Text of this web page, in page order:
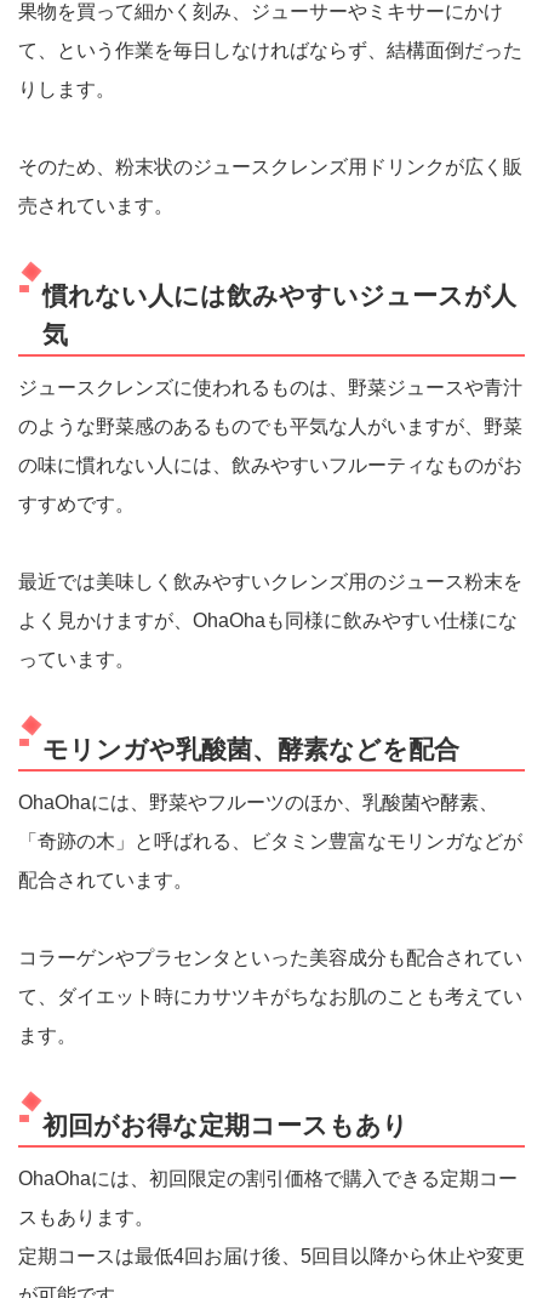
果物を買って細かく刻み、ジューサーやミキサーにかけ
て、という作業を毎日しなければならず、結構面倒だった
りします。
そのため、粉末状のジュースクレンズ用ドリンクが広く販
売されています。
慣れない人には飲みやすいジュースが人
気
ジュースクレンズに使われるものは、野菜ジュースや青汁
のような野菜感のあるものでも平気な人がいますが、野菜
の味に慣れない人には、飲みやすいフルーティなものがお
すすめです。
最近では美味しく飲みやすいクレンズ用のジュース粉末を
よく見かけますが、OhaOhaも同様に飲みやすい仕様にな
っています。
モリンガや乳酸菌、酵素などを配合
OhaOhaには、野菜やフルーツのほか、乳酸菌や酵素、
「奇跡の木」と呼ばれる、ビタミン豊富なモリンガなどが
配合されています。
コラーゲンやプラセンタといった美容成分も配合されてい
て、ダイエット時にカサツキがちなお肌のことも考えてい
ます。
初回がお得な定期コースもあり
OhaOhaには、初回限定の割引価格で購入できる定期コー
スもあります。
定期コースは最低4回お届け後、5回目以降から休止や変更